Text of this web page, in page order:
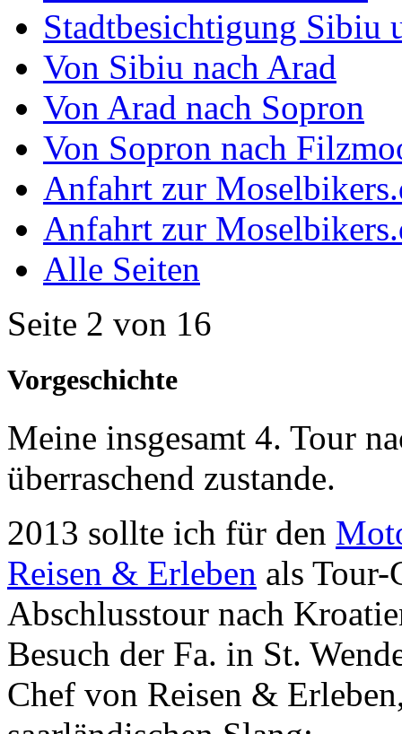
Stadtbesichtigung Sibiu
Von Sibiu nach Arad
Von Arad nach Sopron
Von Sopron nach
Anfahrt zur
Anfahrt zur
Alle Seiten
Seite 2 von 16
Vorgeschichte
Meine insgesamt 4. Tour
überraschend zustande.
2013 sollte ich für den
Reisen & Erleben als Tour-
Abschlusstour nach
Besuch der Fa. in St.
Chef von Reisen &